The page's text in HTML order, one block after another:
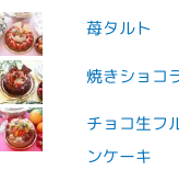
苺タルト
焼きショコ
チョコ生フ
ンケーキ